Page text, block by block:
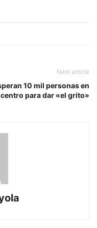
Next article
10 mil personas en
para dar «el grito»